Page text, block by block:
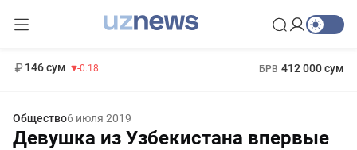
146 сум -0.18 БРВ 412 000 сум
Общество6 июля 2019
Девушка из Узбекистана впервые